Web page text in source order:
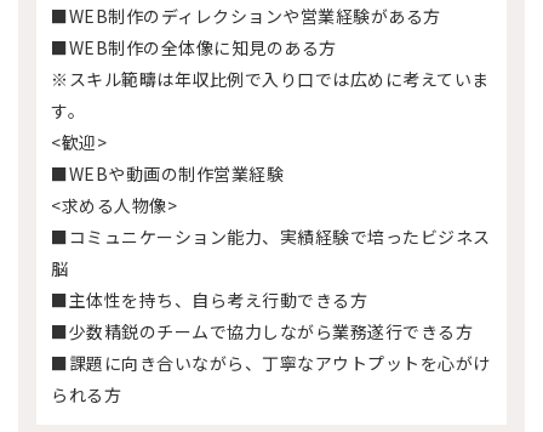
■WEB制作のディレクションや営業経験がある方
■WEB制作の全体像に知見のある方
※スキル範疇は年収比例で入り口では広めに考えていま
す。
<歓迎>
■WEBや動画の制作営業経験
<求める人物像>
■コミュニケーション能力、実績経験で培ったビジネス
脳
■主体性を持ち、自ら考え行動できる方
■少数精鋭のチームで協力しながら業務遂行できる方
■課題に向き合いながら、丁寧なアウトプットを心がけ
られる方